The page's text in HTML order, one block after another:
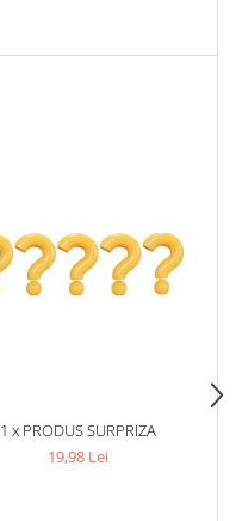
1 x PRODUS SURPRIZA
19,98 Lei